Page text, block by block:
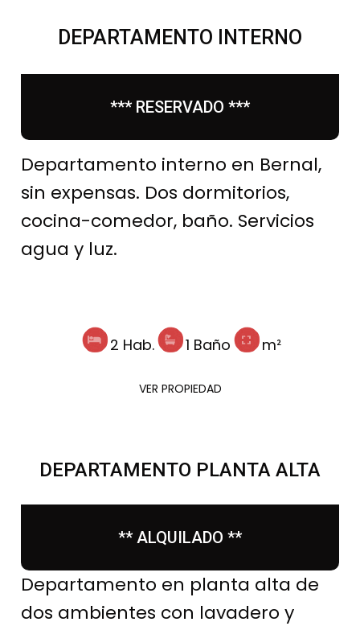
DEPARTAMENTO INTERNO
*** RESERVADO ***
Departamento interno en Bernal,
sin expensas. Dos dormitorios,
cocina-comedor, baño. Servicios
agua y luz.
2 Hab. 1 Baño m²
VER PROPIEDAD
DEPARTAMENTO PLANTA ALTA
** ALQUILADO **
Departamento en planta alta de
dos ambientes con lavadero y